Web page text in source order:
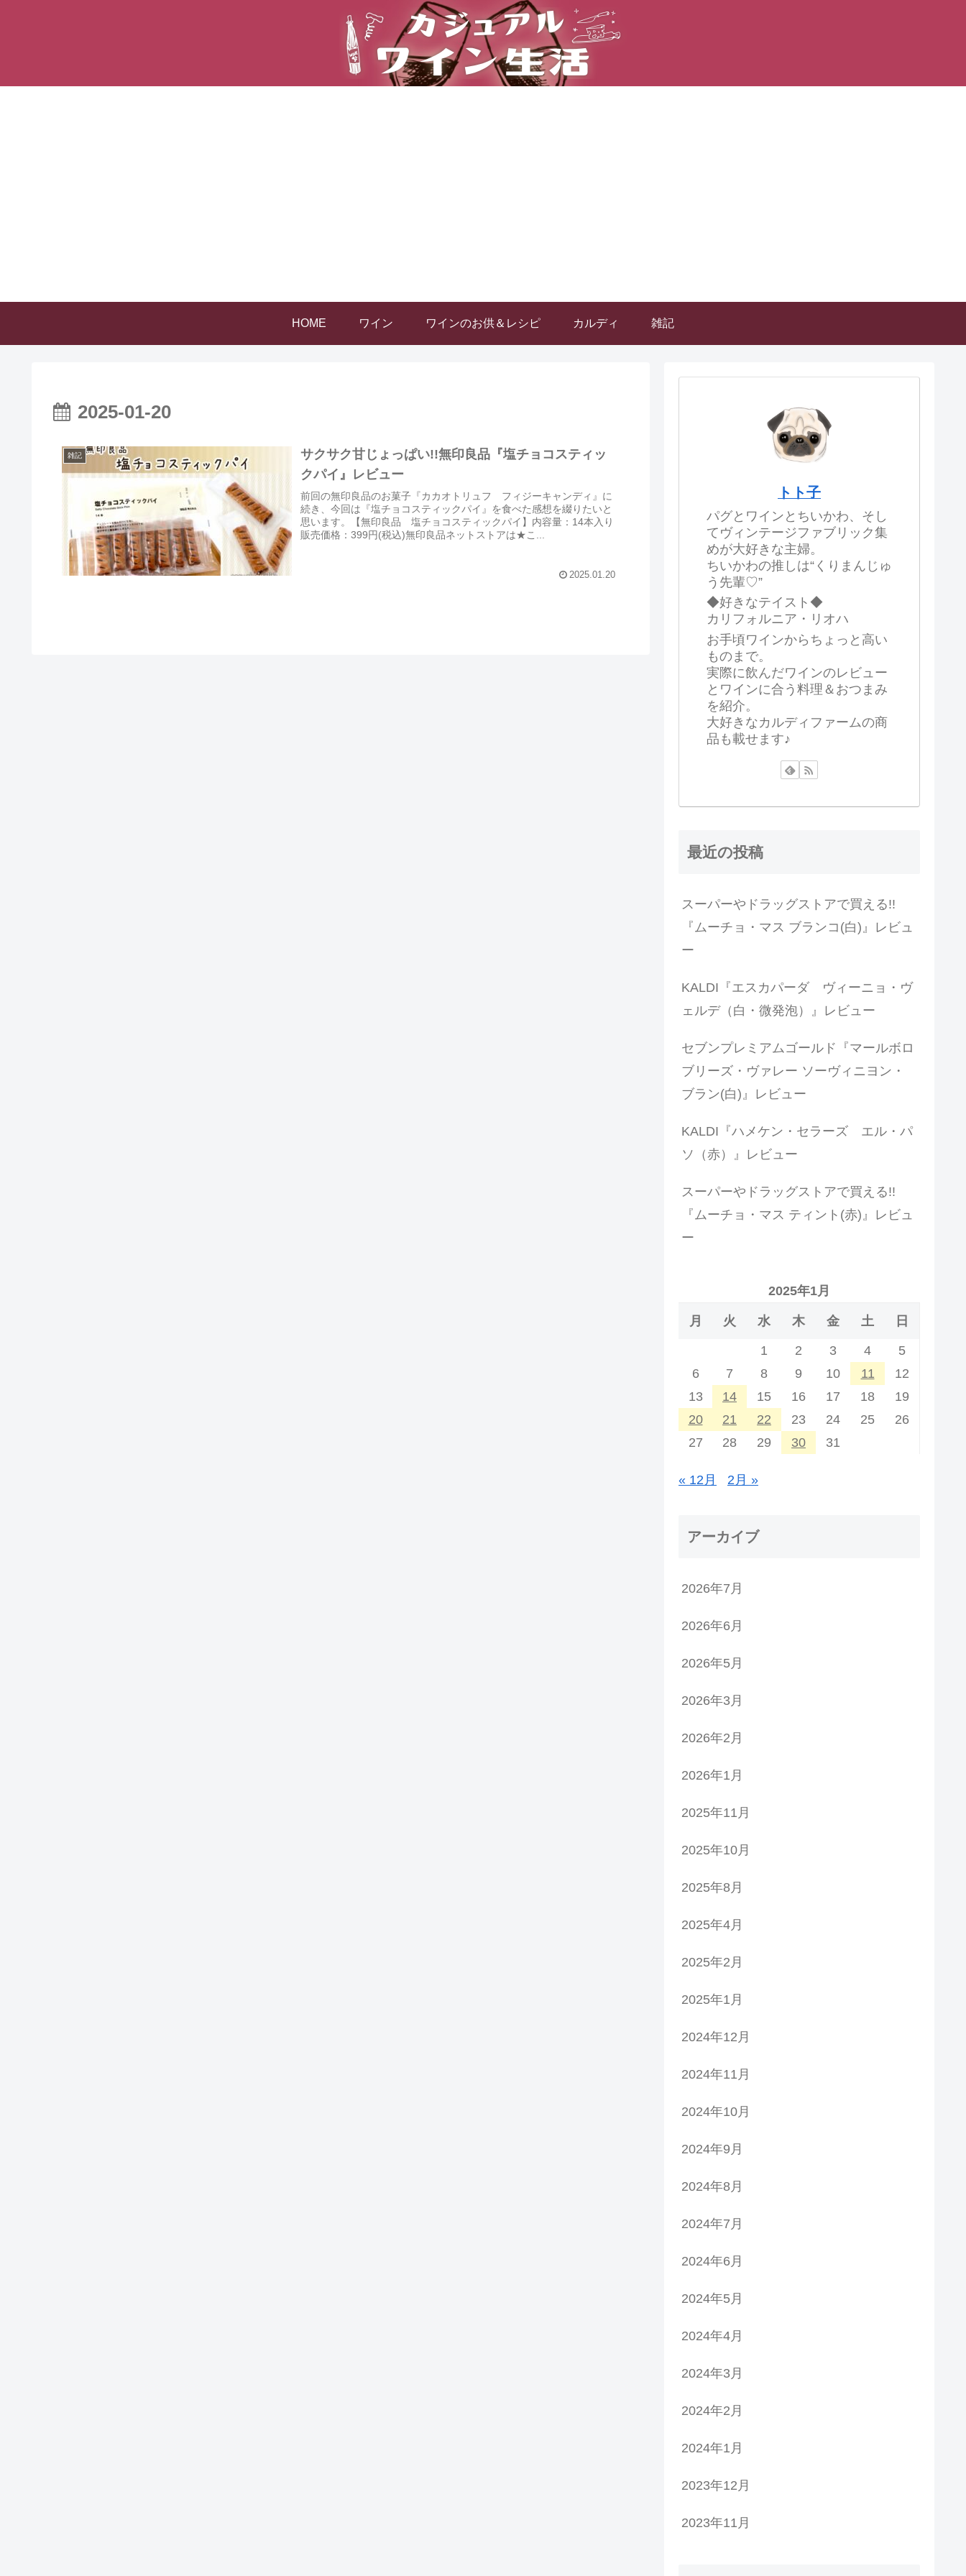
HOME ワイン ワインのお供＆レシピ カルディ 雑記
2025-01-20
雑記
サクサク甘じょっぱい!!無印良品『塩チョコスティッ
クパイ』レビュー
前回の無印良品のお菓子『カカオトリュフ フィジーキャンディ』に
続き、今回は『塩チョコスティックパイ』を食べた感想を綴りたいと
思います。【無印良品 塩チョコスティックパイ】内容量：14本入り
販売価格：399円(税込)無印良品ネットストアは★こ...
2025.01.20
トト子
パグとワインとちいかわ、そし
てヴィンテージファブリック集
めが大好きな主婦。
ちいかわの推しは“くりまんじゅ
う先輩♡”
◆好きなテイスト◆
カリフォルニア・リオハ
お手頃ワインからちょっと高い
ものまで。
実際に飲んだワインのレビュー
とワインに合う料理＆おつまみ
を紹介。
大好きなカルディファームの商
品も載せます♪
最近の投稿
スーパーやドラッグストアで買える!!
『ムーチョ・マス ブランコ(白)』レビュ
ー
KALDI『エスカパーダ ヴィーニョ・ヴ
ェルデ（白・微発泡）』レビュー
セブンプレミアムゴールド『マールボロ
ブリーズ・ヴァレー ソーヴィニヨン・
ブラン(白)』レビュー
KALDI『ハメケン・セラーズ エル・パ
ソ（赤）』レビュー
スーパーやドラッグストアで買える!!
『ムーチョ・マス ティント(赤)』レビュ
ー
2025年1月
月 火 水 木 金 土 日
1 2 3 4
5
6
7 8 9 10 11
12
13
14 15 16 17 18
19
20
21 22 23 24 25
26
27
28 29 30 31
« 12月 2月 »
アーカイブ
2026年7月
2026年6月
2026年5月
2026年3月
2026年2月
2026年1月
2025年11月
2025年10月
2025年8月
2025年4月
2025年2月
2025年1月
2024年12月
2024年11月
2024年10月
2024年9月
2024年8月
2024年7月
2024年6月
2024年5月
2024年4月
2024年3月
2024年2月
2024年1月
2023年12月
2023年11月